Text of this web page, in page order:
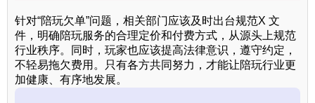
针对“陪玩欠单”问题，相关部门应该及时出台规范X 文
件，明确陪玩服务的合理定价和付费方式，从源头上规范
行业秩序。同时，玩家也应该提高法律意识，遵守约定，
不轻易拖欠费用。只有各方共同努力，才能让陪玩行业更
加健康、有序地发展。